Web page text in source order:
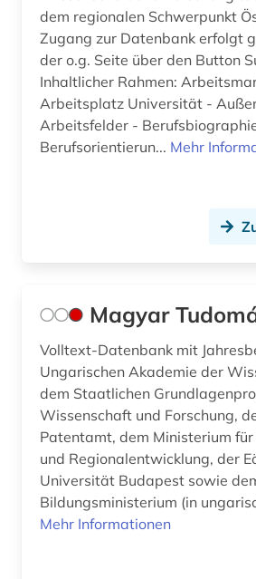
dem regionalen Schwerpunkt
Zugang zur Datenbank erfolgt
der o.g. Seite über den Button
Inhaltlicher Rahmen:
Arbeitsplatz Universität -
Arbeitsfelder -
Berufsorientierun... Mehr
Magyar
Volltext-Datenbank mit
Ungarischen Akademie der
dem Staatlichen Grundlagenprogramm für
Wissenschaft und Forschung,
Patentamt, dem Ministerium
und Regionalentwicklung, der
Universität Budapest sowie
Bildungsministerium (in
Mehr Informationen